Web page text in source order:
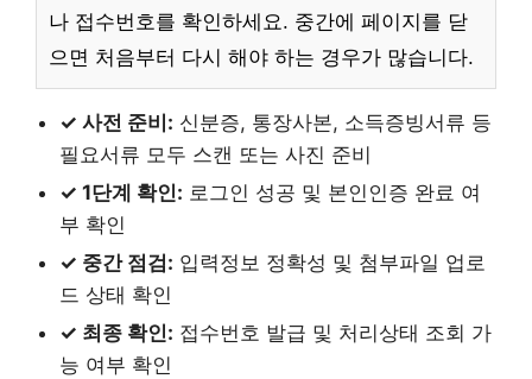
나 접수번호를 확인하세요. 중간에 페이지를 닫
으면 처음부터 다시 해야 하는 경우가 많습니다.
✓ 사전 준비: 신분증, 통장사본, 소득증빙서류 등
필요서류 모두 스캔 또는 사진 준비
✓ 1단계 확인: 로그인 성공 및 본인인증 완료 여
부 확인
✓ 중간 점검: 입력정보 정확성 및 첨부파일 업로
드 상태 확인
✓ 최종 확인: 접수번호 발급 및 처리상태 조회 가
능 여부 확인